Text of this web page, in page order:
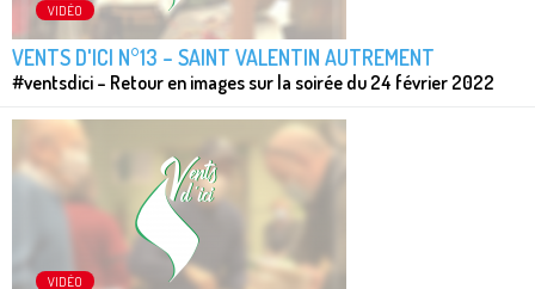
VIDÉO
VENTS D'ICI N°13 – SAINT VALENTIN AUTREMENT
#ventsdici – Retour en images sur la soirée du 24 février 2022
VIDÉO